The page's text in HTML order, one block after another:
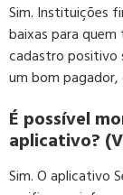
Sim. Instituições
baixas para
cadastro positivo
um bom
É possível
aplicativo?
Sim. O aplicativo